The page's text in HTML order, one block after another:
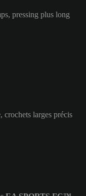
pressing plus long
crochets larges précis